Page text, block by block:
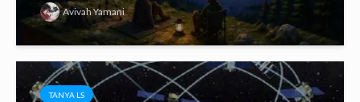
Avivah Yamani
TANYA LS